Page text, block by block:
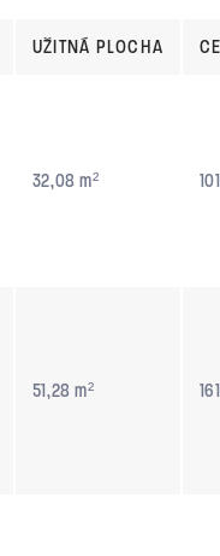
UŽITNÁ PLOCHA
32,08 m²
51,28 m²